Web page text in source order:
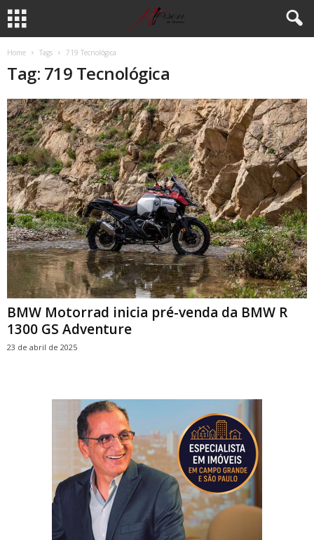
Home Tags 719 Tecnológica
Tag: 719 Tecnológica
BMW Motorrad inicia pré-venda da BMW R
1300 GS Adventure
23 de abril de 2025